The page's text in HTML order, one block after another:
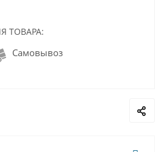
ТОВАРА:
Самовывоз